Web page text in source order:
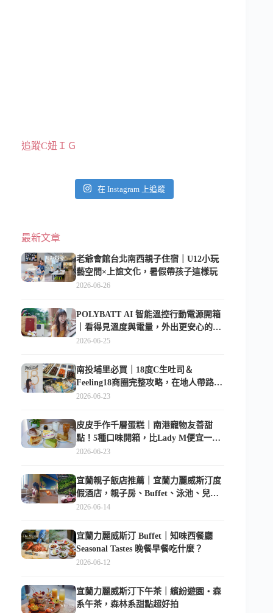
追蹤C妞ＩＧ
在 Instagram 上追蹤
最新文章
老爺會館台北南西親子住宿｜U12小玩
藝空間×上誼文化，暑假帶孩子這樣玩
2026-06-26
POLYBATT AI 智能溫控行動電源開箱
｜看得見溫度與電量，外出更安心的
10000mAh 行動電源
2026-06-25
南投埔里必買｜18度C生吐司＆
Feeling18商圈完整攻略，在地人帶路這
樣逛
2026-06-23
皮皮手作千層蛋糕｜南港寵物友善甜
點！5種口味開箱，比Lady M便宜一半
的台北隱藏版
2026-06-23
宜蘭親子飯店推薦｜宜蘭力麗威斯汀度
假酒店，親子房、Buffet、泳池、兒童
俱樂部超適合放電
2026-06-14
宜蘭力麗威斯汀 Buffet｜知味西餐廳
Seasonal Tastes 晚餐早餐吃什麼？
2026-06-12
宜蘭力麗威斯汀下午茶｜繽紛遊園・森
系午茶，森林系甜點超好拍